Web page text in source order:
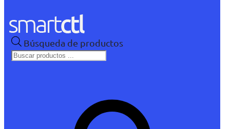
Búsqueda de productos